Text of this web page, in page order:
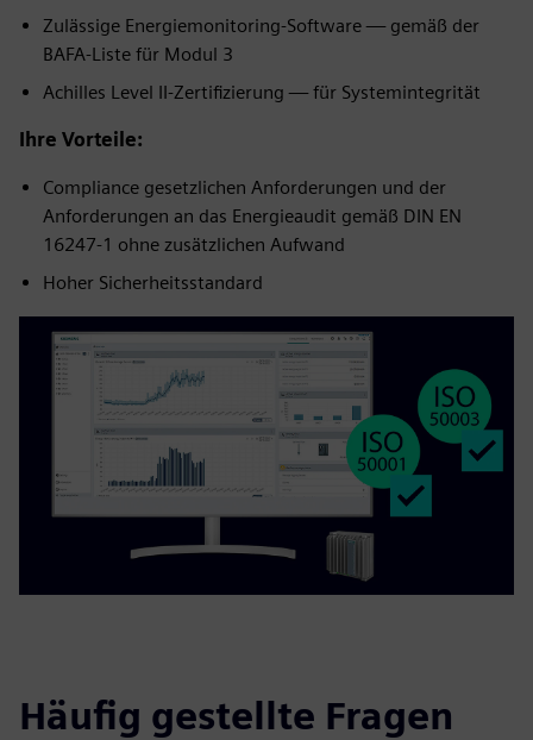
Zulässige Energiemonitoring-Software — gemäß der
BAFA-Liste für Modul 3
Achilles Level II-Zertifizierung — für Systemintegrität
Ihre Vorteile:
Compliance gesetzlichen Anforderungen und der
Anforderungen an das Energieaudit gemäß DIN EN
16247-1 ohne zusätzlichen Aufwand
Hoher Sicherheitsstandard
Häufig gestellte Fragen